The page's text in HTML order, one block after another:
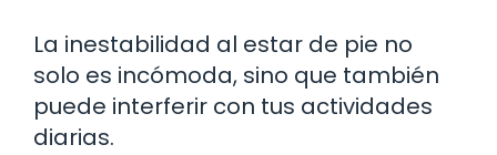
La inestabilidad al estar de pie no
solo es incómoda, sino que también
puede interferir con tus actividades
diarias.